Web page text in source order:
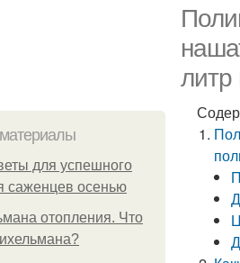
литр
для успешного
саженцев осенью
отопления. Что